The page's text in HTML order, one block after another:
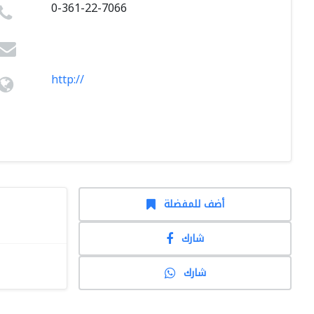
0-361-22-7066
http://
أضف للمفضلة
شارك
شارك